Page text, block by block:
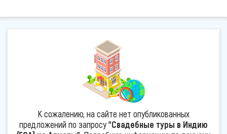
К сожалению, на сайте нет опубликованных
предложений по запросу"Свадебные туры в Индию